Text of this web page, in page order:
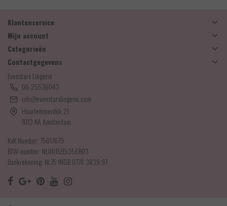
Klantenservice
Mijn account
Categorieën
Contactgegevens
Evenstars Lingerie
06-25536043
info@evenstarslingerie.com
Haarlemmerdijk 21
1013 KA Amsterdam
KvK Number: 75017679
BTW-number: NL001595356B03
Bankrekening: NL75 INGB 0778 3839 97